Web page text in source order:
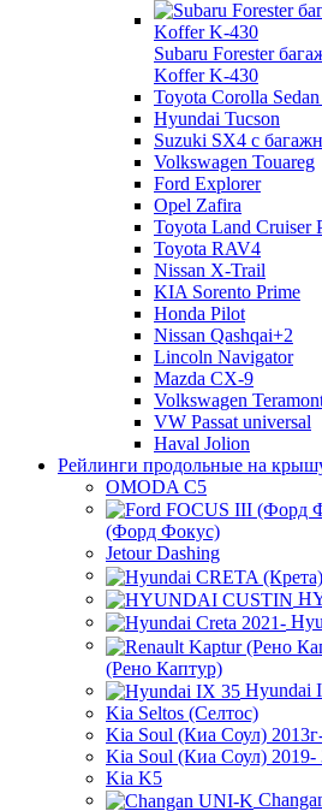
Subaru Forester
Koffer K-430
Toyota Corolla
Hyundai Tucson
Suzuki SX4 с
Volkswagen Touareg
Ford Explorer
Opel Zafira
Toyota Land Cruiser
Toyota RAV4
Nissan X-Trail
KIA Sorento Prime
Honda Pilot
Nissan Qashqai+2
Lincoln Navigator
Mazda CX-9
Volkswagen
VW Passat universal
Haval Jolion
Рейлинги продольные на
OMODA C5
(Форд Фокус)
Jetour Dashing
(Рено Каптур)
Hyundai
Kia Seltos (Селтос)
Kia Soul (Киа Соул)
Kia Soul (Киа Соул) 2019-
Kia K5